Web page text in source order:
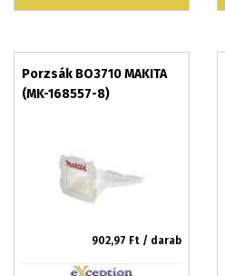
Porzsák BO3710 MAKITA
(MK-168557-8)
902,97 Ft / darab